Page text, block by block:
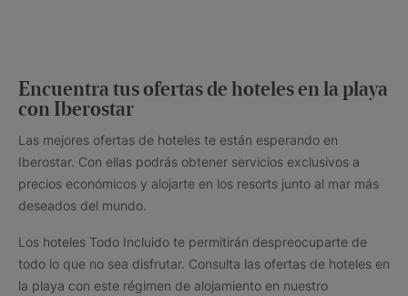
Encuentra tus ofertas de hoteles en la playa
con Iberostar
Las mejores ofertas de hoteles te están esperando en
Iberostar. Con ellas podrás obtener servicios exclusivos a
precios económicos y alojarte en los resorts junto al mar más
deseados del mundo.
Los hoteles Todo Incluido te permitirán despreocuparte de
todo lo que no sea disfrutar. Consulta las ofertas de hoteles en
la playa con este régimen de alojamiento en nuestro